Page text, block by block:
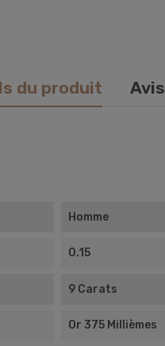
du produit Avis
Homme
0.15
9 Carats
Or 375 Millièmes